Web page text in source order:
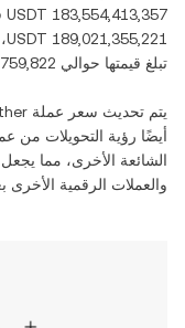
تبلغ قيمتها حوالي ‏
يتم تحديث سعر عملة ‏
أيضًا رؤية التحويلات من
الشائعة الأخرى، مما
والعملات الرقمية الأخرى